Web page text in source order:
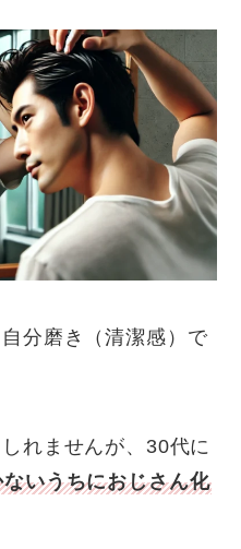
分磨き（清潔感）で
れませんが、30代に
いうちにおじさん化